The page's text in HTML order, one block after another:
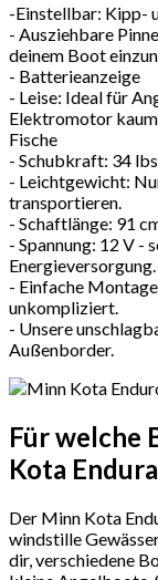
-Einstellbar: Kipp-
- Ausziehbare
deinem Boot
- Batterieanzeige
- Leise: Ideal für
Elektromotor
Fische
- Schubkraft: 34
- Leichtgewicht:
transportieren.
- Schaftlänge: 91
- Spannung: 12 V -
Energieversorgung.
- Einfache
unkompliziert.
- Unsere
Außenborder.
Für welche
Kota
Der Minn Kota
windstille
dir, verschiedene